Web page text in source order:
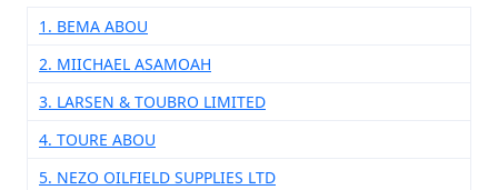
1. BEMA ABOU
2. MIICHAEL ASAMOAH
3. LARSEN & TOUBRO LIMITED
4. TOURE ABOU
5. NEZO OILFIELD SUPPLIES LTD